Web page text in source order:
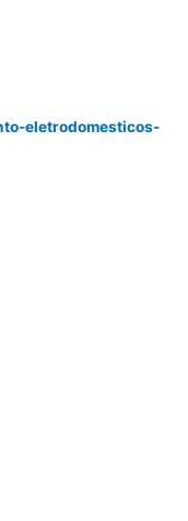
eletrodomesticos-